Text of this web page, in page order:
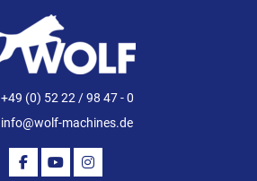
+49 (0) 52 22 / 98 47 - 0
info@wolf-machines.de
FACEBOOK
YOUTUBEINSTAGRAM